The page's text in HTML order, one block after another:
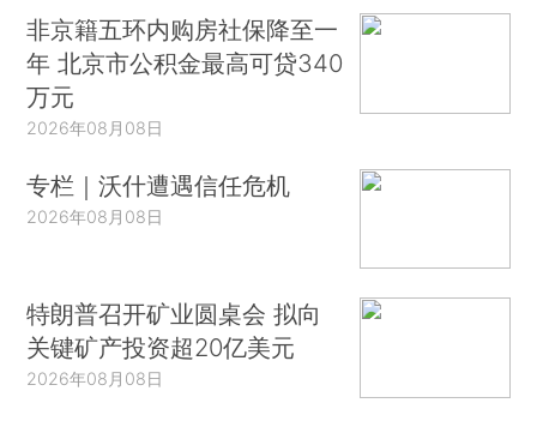
非京籍五环内购房社保降至一
年 北京市公积金最高可贷340
万元
2026年08月08日
专栏｜沃什遭遇信任危机
2026年08月08日
特朗普召开矿业圆桌会 拟向
关键矿产投资超20亿美元
2026年08月08日